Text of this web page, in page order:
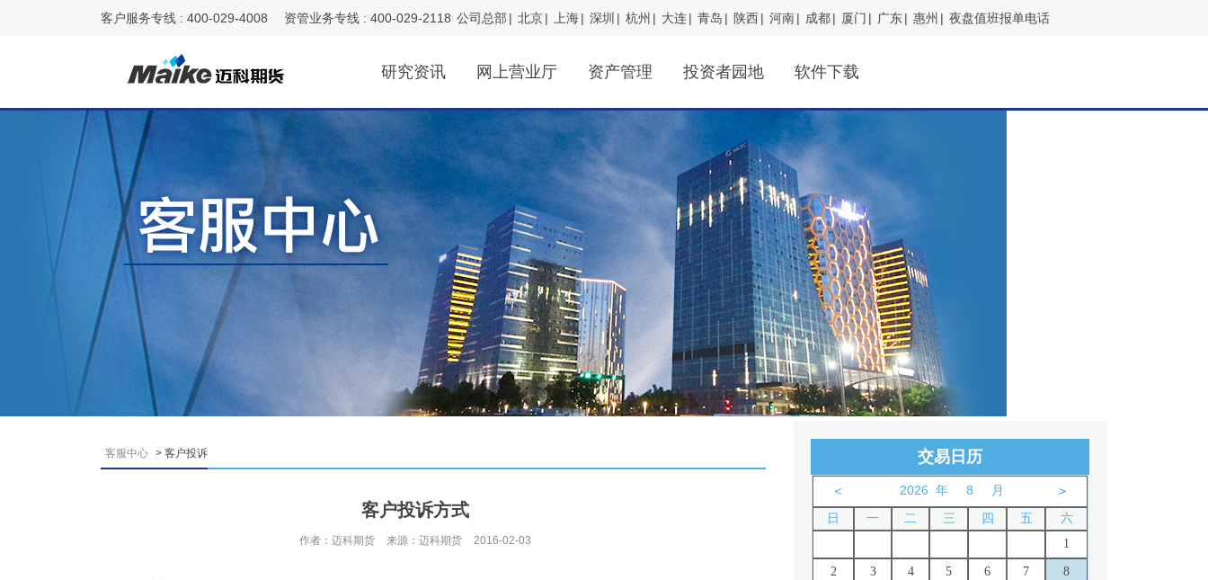
客户服务专线 : 400-029-4008 资管业务专线 : 400-029-2118 公司总部 | 北京| 上海| 深圳 | 杭州 | 大连| 青岛 | 陕西| 河南| 成都| 厦门 | 广东| 惠州 | 夜盘值班报单电话
研究资讯 网上营业厅 资产管理 投资者园地 软件下载
客服中心 > 客户投诉
客户投诉方式
作者：迈科期货 来源：迈科期货 2016-02-03
交易日历
年 月
日 一 二 三 四 五
六
1
2 3 4 5 6 7 8